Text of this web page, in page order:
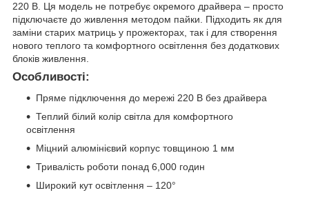
220 В. Ця модель не потребує окремого драйвера – просто
підключаєте до живлення методом пайки. Підходить як для
заміни старих матриць у прожекторах, так і для створення
нового теплого та комфортного освітлення без додаткових
блоків живлення.
Особливості:
Пряме підключення до мережі 220 В без драйвера
Теплий білий колір світла для комфортного
освітлення
Міцний алюмінієвий корпус товщиною 1 мм
Тривалість роботи понад 6,000 годин
Широкий кут освітлення – 120°